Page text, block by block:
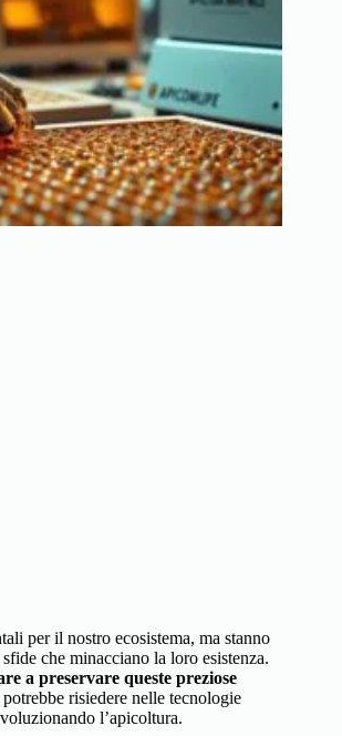
per il nostro ecosistema, ma stanno
che minacciano la loro esistenza.
a preservare queste preziose
risiedere nelle tecnologie
l’apicoltura.